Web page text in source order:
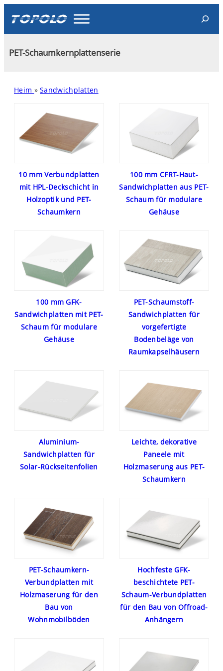
content
Search
PET-Schaumkernplattenserie
Heim »Sandwichplatten
10 mm Verbundplatten
mit HPL-Deckschicht in
Holzoptik und PET-
Schaumkern
100 mm CFRT-Haut-
Sandwichplatten aus PET-
Schaum für modulare
Gehäuse
100 mm GFK-
Sandwichplatten mit PET-
Schaum für modulare
Gehäuse
PET-Schaumstoff-
Sandwichplatten für
vorgefertigte
Bodenbeläge von
Raumkapselhäusern
Aluminium-
Sandwichplatten für
Solar-Rückseitenfolien
Leichte, dekorative
Paneele mit
Holzmaserung aus PET-
Schaumkern
PET-Schaumkern-
Verbundplatten mit
Holzmaserung für den
Bau von
Wohnmobilböden
Hochfeste GFK-
beschichtete PET-
Schaum-Verbundplatten
für den Bau von Offroad-
Anhängern